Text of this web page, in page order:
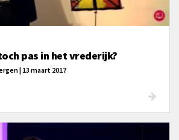
pas in het vrederijk?
| 13 maart 2017